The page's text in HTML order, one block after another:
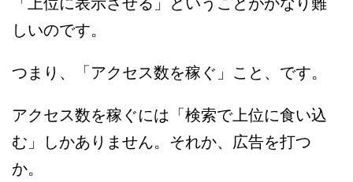
しいのです。
つまり、「アクセス数を稼ぐ」こと、です。
アクセス数を稼ぐには「検索で上位に食い込
む」しかありません。それか、広告を打つ
か。